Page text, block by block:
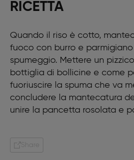
RICETTA
Quando il riso è cotto,
fuoco con burro e
spumeggio. Mettere un
bottiglia di bollicine e come
fuoriuscire la spuma che va
concludere la mantecatura
unire la pancetta rosolata e
Share